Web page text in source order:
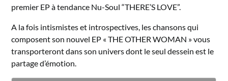
premier EP à tendance Nu-Soul “THERE’S LOVE”.
A la fois intismistes et introspectives, les chansons qui
composent son nouvel EP « THE OTHER WOMAN » vous
transporteront dans son univers dont le seul dessein est le
partage d’émotion.